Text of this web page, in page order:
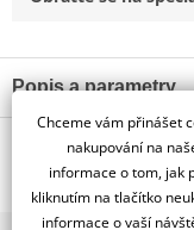
Popis a parametry
Jsme autorizovaný
dealer značky
RACING SCREEN
O výrobci
Chceme vám přinášet
nakupování na
informace o tom, jak
kliknutím na tlačítko
informace o vaší